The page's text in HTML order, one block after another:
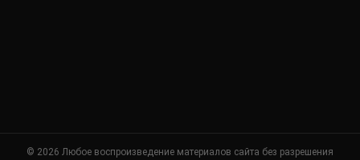
© 2026 Любое воспроизведение материалов сайта без разрешения